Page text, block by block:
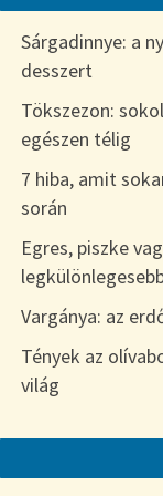
Sárgadinnye: a
desszert
Tökszezon:
egészen télig
7 hiba, amit
során
Egres, piszke
Vargánya: az
Tények az
világ